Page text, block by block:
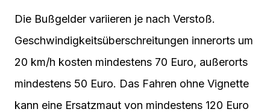
Die Bußgelder variieren je nach Verstoß.
Geschwindigkeitsüberschreitungen innerorts um
20 km/h kosten mindestens 70 Euro, außerorts
mindestens 50 Euro. Das Fahren ohne Vignette
kann eine Ersatzmaut von mindestens 120 Euro